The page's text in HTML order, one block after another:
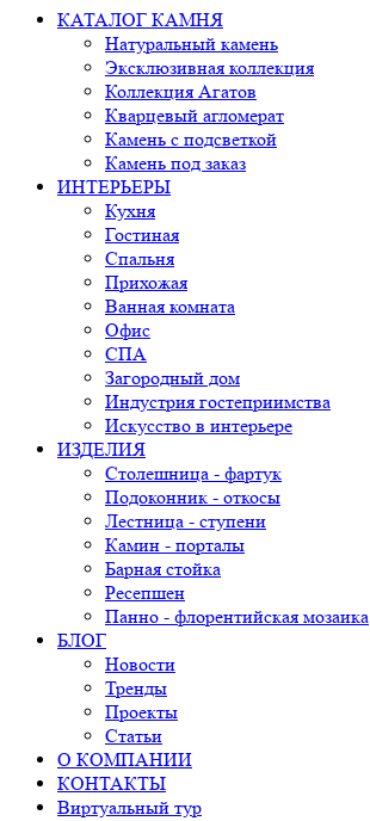
КАТАЛОГ КАМНЯ
Натуральный камень
Эксклюзивная коллекция
Коллекция Агатов
Кварцевый агломерат
Камень с подсветкой
Камень под заказ
ИНТЕРЬЕРЫ
Кухня
Гостиная
Спальня
Прихожая
Ванная комната
Офис
СПА
Загородный дом
Индустрия гостеприимства
Искусство в интерьере
ИЗДЕЛИЯ
Столешница - фартук
Подоконник - откосы
Лестница - ступени
Камин - порталы
Барная стойка
Ресепшен
Панно - флорентийская мозаика
БЛОГ
Новости
Тренды
Проекты
Статьи
О КОМПАНИИ
КОНТАКТЫ
Виртуальный тур